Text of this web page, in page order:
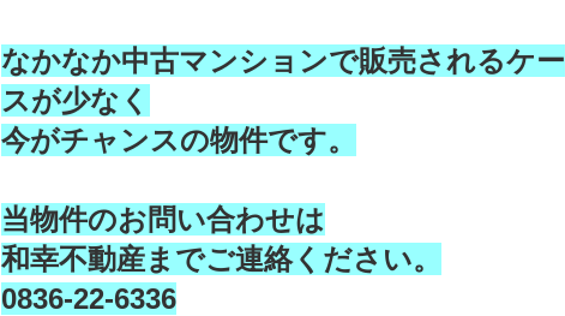
なかなか中古マンションで販売されるケー
スが少なく
今がチャンスの物件です。
当物件のお問い合わせは
和幸不動産までご連絡ください。
0836-22-6336